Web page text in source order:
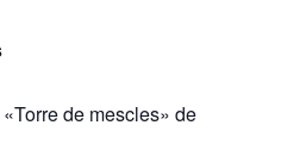
de mescles» de